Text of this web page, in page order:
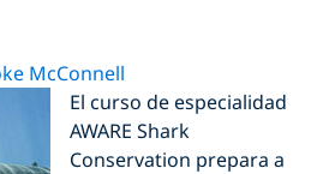
McConnell
El curso de especialidad
AWARE Shark
Conservation prepara a